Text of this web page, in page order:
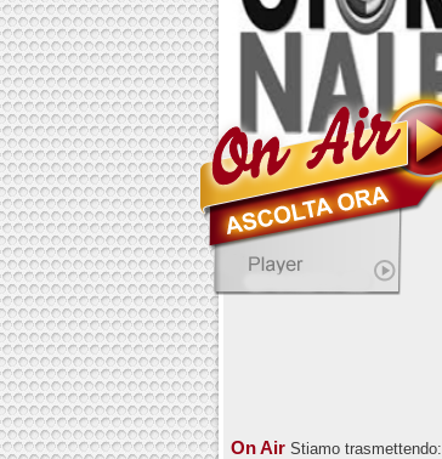
On Air Stiamo trasmettendo: